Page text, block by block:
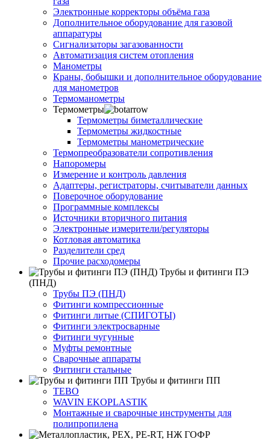
Электронные корректоры объёма газа
Дополнительное оборудование для газовой
аппаратуры
Сигнализаторы загазованности
Автоматизация систем отопления
Манометры
Краны, бобышки и дополнительное оборудование
для манометров
Термоманометры
Термометры
Термометры биметаллические
Термометры жидкостные
Термометры манометрические
Термопреобразователи сопротивления
Напоромеры
Измерение и контроль давления
Адаптеры, регистраторы, считыватели данных
Поверочное оборудование
Программные комплексы
Источники вторичного питания
Электронные измерители/регуляторы
Котловая автоматика
Разделители сред
Прочие расходомеры
Трубы и фитинги ПЭ
(ПНД)
Трубы ПЭ (ПНД)
Фитинги компрессионные
Фитинги литые (СПИГОТЫ)
Фитинги электросварные
Фитинги чугунные
Муфты ремонтные
Сварочные аппараты
Фитинги стальные
Трубы и фитинги ПП
TEBO
WAVIN EKOPLASTIK
Монтажные и сварочные инструменты для
полипропилена